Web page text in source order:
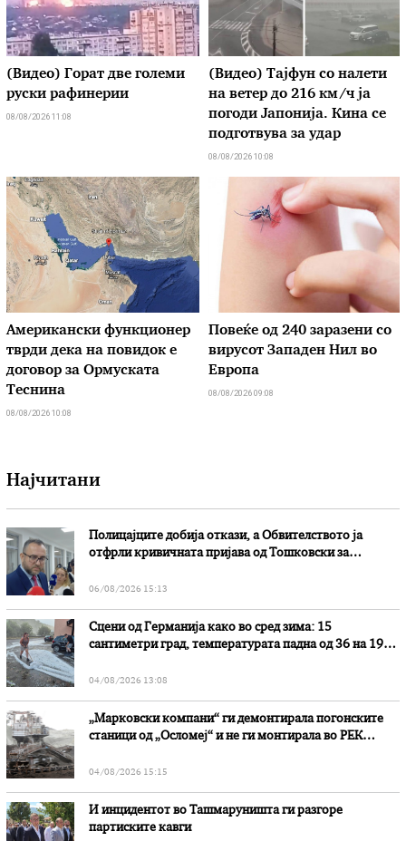
(Видео) Горат две големи
руски рафинерии
08/08/2026 11:08
(Видео) Тајфун со налети
на ветер до 216 км/ч ја
погоди Јапонија. Кина се
подготвува за удар
08/08/2026 10:08
Американски функционер
тврди дека на повидок е
договор за Ормуската
Теснина
08/08/2026 10:08
Повеќе од 240 заразени со
вирусот Западен Нил во
Европа
08/08/2026 09:08
Најчитани
Полицајците добија откази, а Обвителството ја
отфрли кривичната пријава од Тошковски за
06/08/2026 15:13
Сцени од Германија како во сред зима: 15
сантиметри град, температурата падна од 36 на 19
04/08/2026 13:08
„Марковски компани“ ги демонтирала погонските
станици од „Осломеј“ и не ги монтирала во РЕК
04/08/2026 15:15
И инцидентот во Ташмаруништa ги разгоре
партиските кавги